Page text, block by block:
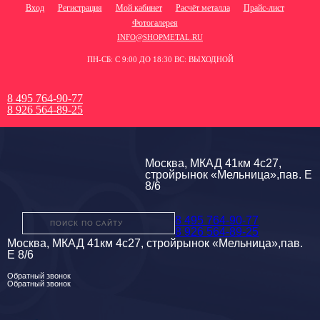
Вход Регистрация Мой кабинет Расчёт металла
Прайс-лист
Фотогалерея
INFO@SHOPMETAL.RU
ПН-СБ: С 9:00 ДО 18:30 ВС: ВЫХОДНОЙ
8 495 764-90-77
8 926 564-89-25
Москва, МКАД 41км 4с27,
стройрынок «Мельница»,пав. Е
8/6
8 495 764-90-77
8 926 564-89-25
Москва, МКАД 41км 4с27, стройрынок «Мельница»,пав.
Е 8/6
Обратный звонок
Обратный звонок